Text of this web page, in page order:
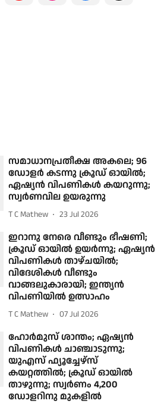
സമാധാനപ്രതീക്ഷ അകലെ; 96
ഡോളർ കടന്നു ക്രൂഡ് ഓയിൽ;
ഏഷ്യൻ വിപണികൾ കയറുന്നു;
സ്വർണവില ഉയരുന്നു
T C Mathew 23 Jul 2026
ഇറാനു നേരെ വീണ്ടും ഭീഷണി;
ക്രൂഡ് ഓയിൽ ഉയർന്നു; ഏഷ്യൻ
വിപണികൾ താഴ്ചയിൽ;
വിദേശികൾ വീണ്ടും
വാങ്ങലുകാരായി; ഇന്ത്യൻ
വിപണിയിൽ ഉത്സാഹം
T C Mathew 07 Jul 2026
ഹോർമുസ് ശാന്തം; ഏഷ്യൻ
വിപണികൾ ചാഞ്ചാടുന്നു;
യുഎസ് ഫ്യൂച്ചേഴ്‌സ്
കയറ്റത്തിൽ; ക്രൂഡ് ഓയിൽ
താഴുന്നു; സ്വർണം 4,200
ഡോളറിനു മുകളിൽ